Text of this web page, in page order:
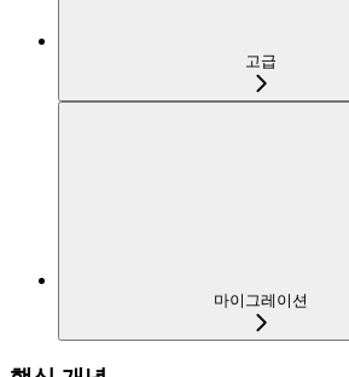
고급
마이그레이션